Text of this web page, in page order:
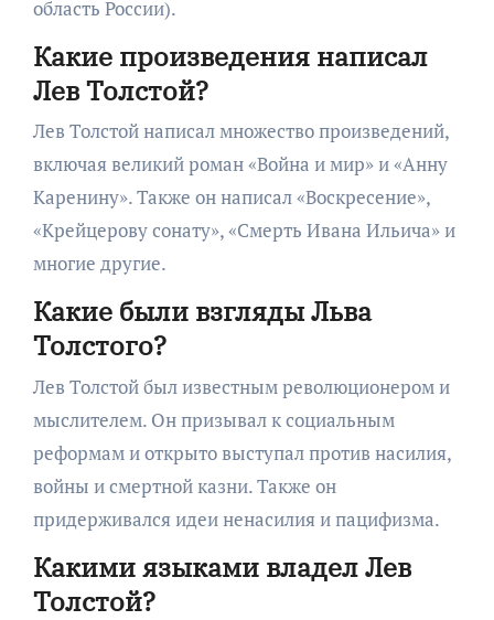
область России).
Какие произведения написал
Лев Толстой?
Лев Толстой написал множество произведений,
включая великий роман «Война и мир» и «Анну
Каренину». Также он написал «Воскресение»,
«Крейцерову сонату», «Смерть Ивана Ильича» и
многие другие.
Какие были взгляды Льва
Толстого?
Лев Толстой был известным революционером и
мыслителем. Он призывал к социальным
реформам и открыто выступал против насилия,
войны и смертной казни. Также он
придерживался идеи ненасилия и пацифизма.
Какими языками владел Лев
Толстой?